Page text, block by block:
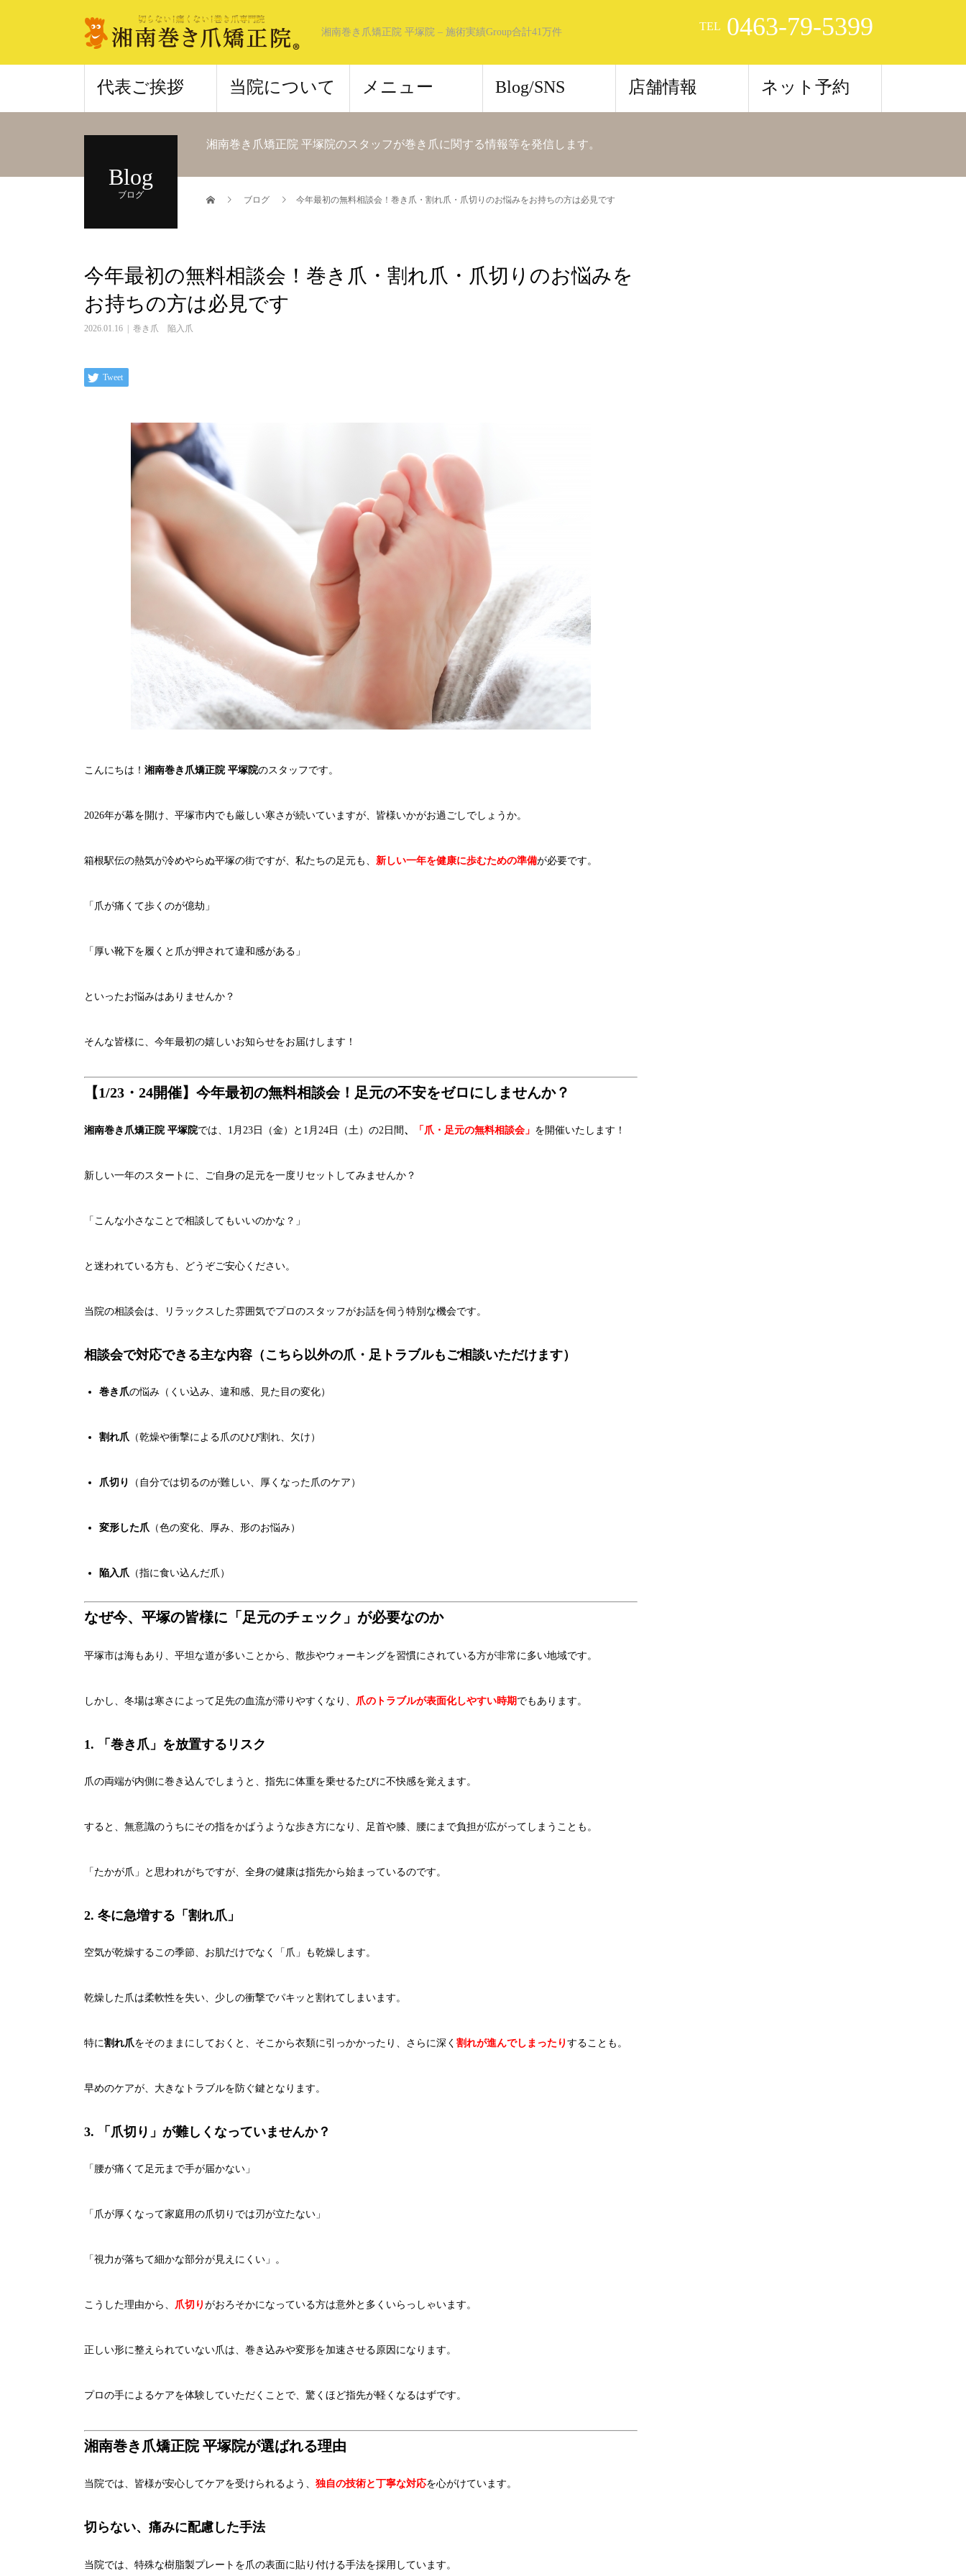
湘南巻き爪矯正院 平塚院 – 施術実績Group合計41万件 TEL 0463-79-5399
代表ご挨拶 当院について メニュー Blog/SNS 店舗情報 ネット予約
Blog
ブログ
湘南巻き爪矯正院 平塚院のスタッフが巻き爪に関する情報等を発信します。
ブログ 今年最初の無料相談会！巻き爪・割れ爪・爪切りのお悩みをお持ちの方は必見です
今年最初の無料相談会！巻き爪・割れ爪・爪切りのお悩みを
お持ちの方は必見です
2026.01.16 巻き爪 陥入爪
Tweet
こんにちは！ 湘南巻き爪矯正院 平塚院のスタッフです。
2026年が幕を開け、平塚市内でも厳しい寒さが続いていますが、皆様いかがお過ごしでしょうか。
箱根駅伝の熱気が冷めやらぬ平塚の街ですが、私たちの足元も、 新しい一年を健康に歩むための準備が必要です。
「爪が痛くて歩くのが億劫」
「厚い靴下を履くと爪が押されて違和感がある」
といったお悩みはありませんか？
そんな皆様に、今年最初の嬉しいお知らせをお届けします！
【1/23・24開催】今年最初の無料相談会！足元の不安をゼロにしませんか？
湘南巻き爪矯正院 平塚院では、1月23日（金）と1月24日（土）の2日間 、 「爪・足元の無料相談会」 を開催いたします！
新しい一年のスタートに、ご自身の足元を一度リセットしてみませんか？
「こんな小さなことで相談してもいいのかな？」
と迷われている方も、どうぞご安心ください。
当院の相談会は、リラックスした雰囲気でプロのスタッフがお話を伺う特別な機会です。
相談会で対応できる主な内容（こちら以外の爪・足トラブルもご相談いただけます）
巻き爪の悩み（くい込み、違和感、見た目の変化）
割れ爪 （乾燥や衝撃による爪のひび割れ、欠け）
爪切り （自分では切るのが難しい、厚くなった爪のケア）
変形した爪 （色の変化、厚み、形のお悩み）
陥入爪 （指に食い込んだ爪）
なぜ今、平塚の皆様に「足元のチェック」が必要なのか
平塚市は海もあり、平坦な道が多いことから、散歩やウォーキングを習慣にされている方が非常に多い地域です。
しかし、冬場は寒さによって足先の血流が滞りやすくなり、 爪のトラブルが表面化しやすい時期 でもあります。
1. 「巻き爪」を放置するリスク
爪の両端が内側に巻き込んでしまうと、指先に体重を乗せるたびに不快感を覚えます。
すると、無意識のうちにその指をかばうような歩き方になり、足首や膝、腰にまで負担が広がってしまうことも。
「たかが爪」と思われがちですが、全身の健康は指先から始まっているのです。
2. 冬に急増する「割れ爪」
空気が乾燥するこの季節、お肌だけでなく「爪」も乾燥します。
乾燥した爪は柔軟性を失い、少しの衝撃でパキッと割れてしまいます。
特に割れ爪をそのままにしておくと、そこから衣類に引っかかったり、さらに深く 割れが進んでしまったり することも。
早めのケアが、大きなトラブルを防ぐ鍵となります。
3. 「爪切り」が難しくなっていませんか？
「腰が痛くて足元まで手が届かない」
「爪が厚くなって家庭用の爪切りでは刃が立たない」
「視力が落ちて細かな部分が見えにくい」。
こうした理由から、 爪切り がおろそかになっている方は意外と多くいらっしゃいます。
正しい形に整えられていない爪は、巻き込みや変形を加速させる原因になります。
プロの手によるケアを体験していただくことで、驚くほど指先が軽くなるはずです。
湘南巻き爪矯正院 平塚院が選ばれる理由
当院では、皆様が安心してケアを受けられるよう、 独自の技術と丁寧な対応を心がけています。
切らない、痛みに配慮した手法
当院では、特殊な樹脂製プレートを爪の表面に貼り付ける手法を採用しています。